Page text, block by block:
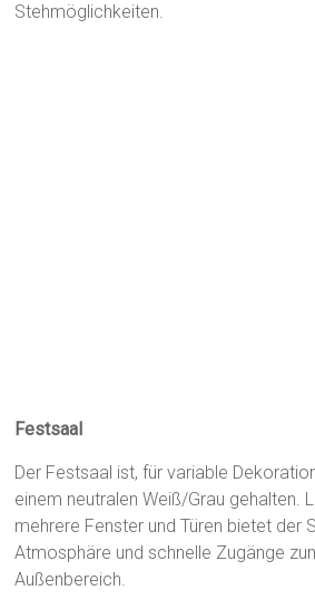
Stehmöglichkeiten.
Festsaal
Der Festsaal ist, für variable
einem neutralen Weiß/Grau gehalten.
mehrere Fenster und Türen bietet der
Atmosphäre und schnelle Zugänge
Außenbereich.